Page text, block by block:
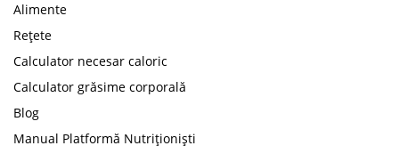
Alimente
Rețete
Calculator necesar caloric
Calculator grăsime corporală
Blog
Manual Platformă Nutriționiști